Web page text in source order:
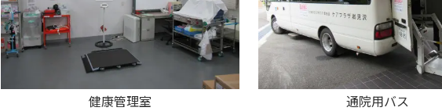
健康管理室 通院用バス